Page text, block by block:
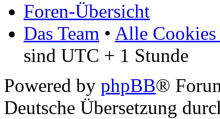
Foren-Übersicht
Das Team • Alle Cookies
sind UTC + 1 Stunde
Powered by phpBB®
Deutsche Übersetzung